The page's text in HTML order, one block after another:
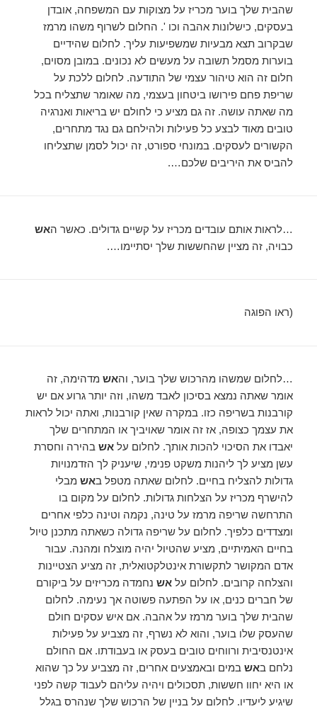
שהבית שלך בוער מכריז על מצוקות עם המשפחה, אובדן
בעסקים, כישלונות אהבה וכו '. החלום לשרוף משהו מרמז
שבקרוב תצא מבעיות שמשפיעות עליך. לחלום שהידיים
בוערות מסמל תשובה על מעשים לא נכונים. במובן מסוים,
חלום זה הוא טיהור עצמי של התודעה. לחלום ללכת על
שריפת פחם פירושו ביטחון בעצמי, מה שאומר שתצליח בכל
מה שאתה עושה. זה גם מציע כי לחולם יש בריאות ואנרגיה
טובים מאוד לבצע כל פעילות ולהילחם גם נגד מתחרים,
הקשורים לעסקים. במונחי ספורט, זה יכול לסמן שתצליחו
להביס את היריבים שלכם….
…לראות אותם עובדים מכריז על קשיים גדולים. כאשר האש
כבויה, זה מציין שהחששות שלך יסתיימו….
(ראו הפוגה
…לחלום שמשהו מהרכוש שלך בוער, והאש מדהימה, זה
אומר שאתה נמצא בסיכון לאבד משהו, וזה יותר גרוע אם יש
קורבנות בשריפה כזו. במקרה שאין קורבנות, ואתה יכול לראות
את עצמך כצופה, אז זה אומר שאויביך או המתחרים שלך
יאבדו את הסיכוי להכות אותך. לחלום עלאש בהירה וחסרת
עשן מציע לך ליהנות משקט פנימי, שיעניק לך הזדמנויות
גדולות להצליח בחיים. לחלום שאתה מטפל באש מבלי
להישרף מכריז על הצלחות גדולות. לחלום על מקום בו
התרחשה שריפה מרמז על טינה, נקמה וטינה כלפי אחרים
ומצדדים כלפיך. לחלום על שריפה גדולה כשאתה מתכנן טיול
בחיים האמיתיים, מציע שהטיול יהיה מוצלח ומהנה. עבור
אדם המקושר לתקשורת אינטלקטואלית, זה מציע הצטיינות
והצלחה קרובים. לחלום עלאש נחמדה מכריזים על ביקורם
של חברים כנים, או על הפתעה פשוטה אך נעימה. לחלום
שהבית שלך בוער מרמז על אהבה. אם איש עסקים חולם
שהעסק שלו בוער, והוא לא נשרף, זה מצביע על פעילות
אינטנסיבית ורווחים טובים בעסק או בעבודתו. אם החולם
נלחם באש במים ובאמצעים אחרים, זה מצביע על כך שהוא
או היא יחוו חששות, תסכולים ויהיה עליהם לעבוד קשה לפני
שיגיע ליעדיו. לחלום על בניין של הרכוש שלך שנהרס בגלל